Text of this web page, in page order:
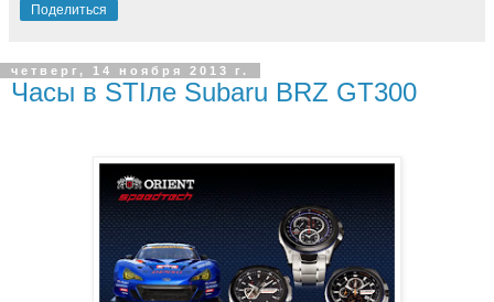
Поделиться
четверг, 14 ноября 2013 г.
Часы в STIле Subaru BRZ GT300